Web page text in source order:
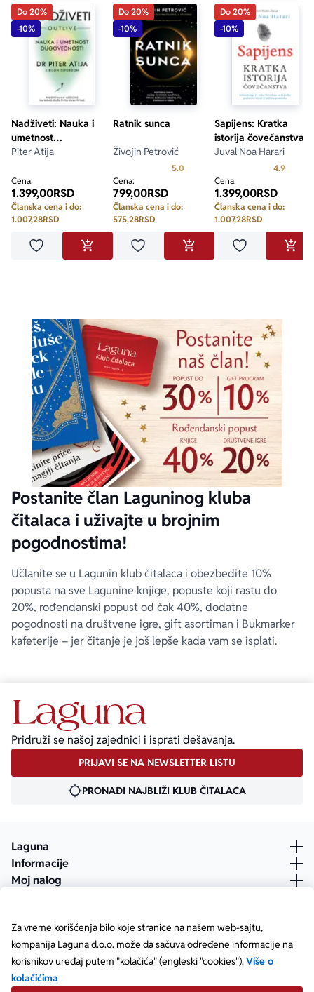
Za vreme korišćenja bilo koje stranice na našem web-sajtu,
kompanija Laguna d.o.o. može da sačuva određene informacije na
korisnikov uređaj putem "kolačića" (engleski "cookies").Više o
kolačićima
Do 20%
-10%
Nadživeti: Nauka i
umetnost
dugovečnosti
Piter Atija
Cena:
1.399,00RSD
Članska cena i do:
1.007,28RSD
Dodaj u omiljeneDODAJ U KORPU
Do 20%
-10%
Ratnik sunca
Živojin Petrović
5.0 Prosecna ocena je 5.0 od 5
Cena:
799,00RSD
Članska cena i do:
575,28RSD
Dodaj u omiljeneDODAJ U KORPU
Do 20%
-10%
Sapijens: Kratka
istorija čovečanstva
Juval Noa Harari
4.9
Cena:
1.399,00RSD
Članska cena i do:
1.007,28RSD
Dodaj u
Postanite član Laguninog kluba
čitalaca i uživajte u brojnim
pogodnostima!
Učlanite se u Lagunin klub čitalaca i obezbedite 10%
popusta na sve Lagunine knjige, popuste koji rastu do
20%, rođendanski popust od čak 40%, dodatne
pogodnosti na društvene igre, gift asortiman i Bukmarker
kafeterije – jer čitanje je još lepše kada vam se isplati.
Pridruži se našoj zajednici i isprati dešavanja.
PRIJAVI SE NA NEWSLETTER LISTU
PRONAĐI NAJBLIŽI KLUB ČITALACA
Laguna
Informacije
Moj nalog